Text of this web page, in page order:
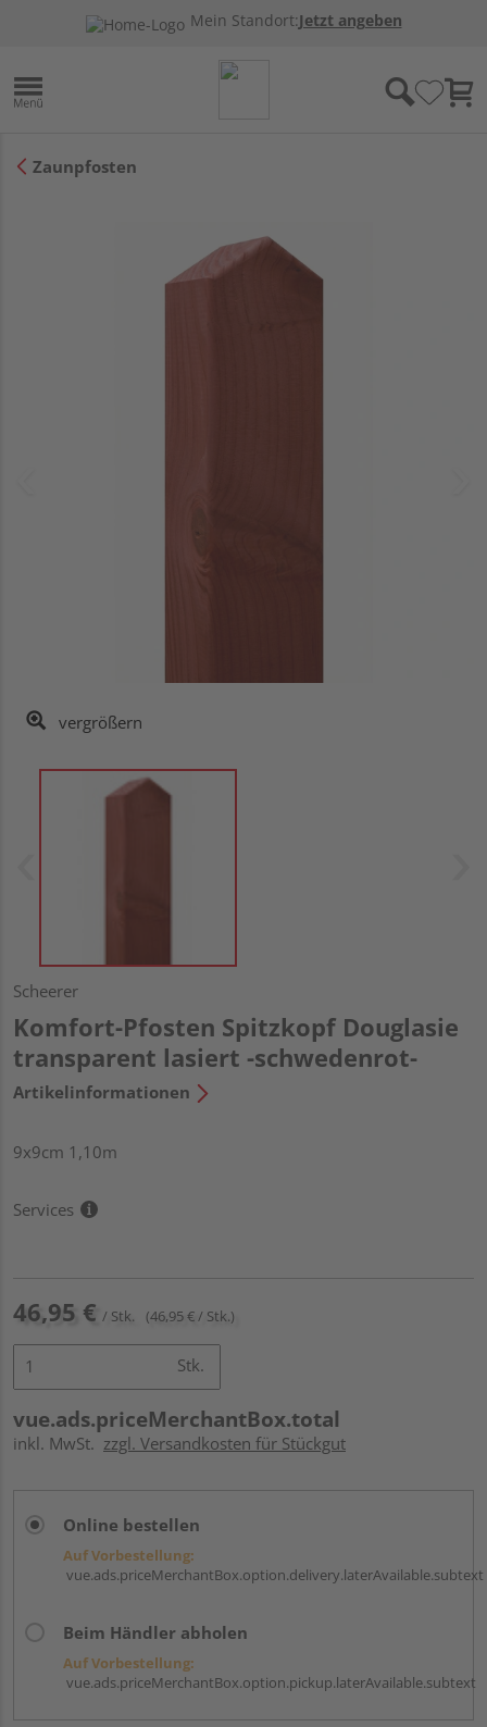
Mein Standort:Jetzt angeben
Zaunpfosten
vergrößern
Scheerer
Komfort-Pfosten Spitzkopf Douglasie
transparent lasiert -schwedenrot-
Artikelinformationen
9x9cm 1,10m
Services
46,95 € / Stk. (46,95 € / Stk.)
Stk.
vue.ads.priceMerchantBox.total
inkl. MwSt. zzgl. Versandkosten für Stückgut
Online bestellen
Auf Vorbestellung:
vue.ads.priceMerchantBox.option.delivery.laterAvailable.subtext
Beim Händler abholen
Auf Vorbestellung:
vue.ads.priceMerchantBox.option.pickup.laterAvailable.subtext